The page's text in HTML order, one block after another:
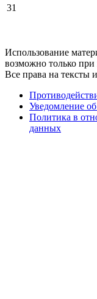
31
Использование
возможно только
Все права на тексты
Уведомление
Политика в
данных